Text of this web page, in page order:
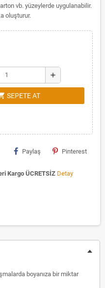
vb. yüzeylerde uygulanabilir.
oluşturur.
add
SEPETE AT
Paylaş Pinterest
Kargo ÜCRETSİZ Detay
boyanıza bir miktar